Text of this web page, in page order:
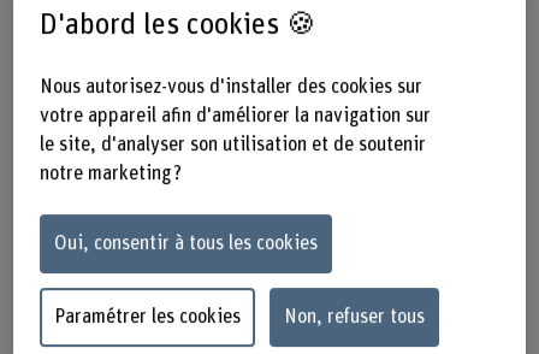
correctement.
D'abord les cookies 🍪
Nous autorisez-vous d'installer des cookies sur
votre appareil afin d'améliorer la navigation sur
le site, d'analyser son utilisation et de soutenir
notre marketing ?
Oui, consentir à tous les cookies
Paramétrer les cookies Non, refuser tous